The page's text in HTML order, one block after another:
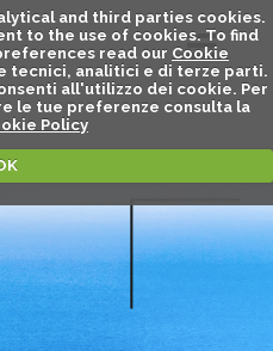
and third parties cookies.
to the use of cookies. To find
read our Cookie
tecnici, analitici e di terze parti.
all'utilizzo dei cookie. Per
le tue preferenze consulta la
Policy